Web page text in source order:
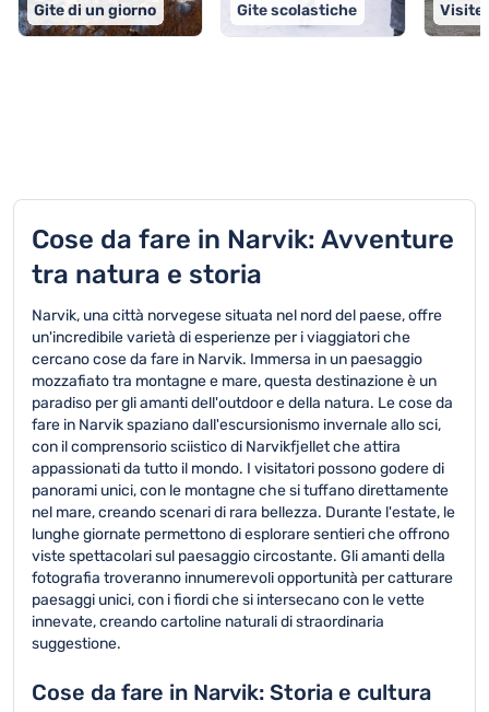
Gite di un giorno Gite scolastiche Visite
Cose da fare in Narvik: Avventure
tra natura e storia
Narvik, una città norvegese situata nel nord del paese, offre
un'incredibile varietà di esperienze per i viaggiatori che
cercano cose da fare in Narvik. Immersa in un paesaggio
mozzafiato tra montagne e mare, questa destinazione è un
paradiso per gli amanti dell'outdoor e della natura. Le cose da
fare in Narvik spaziano dall'escursionismo invernale allo sci,
con il comprensorio sciistico di Narvikfjellet che attira
appassionati da tutto il mondo. I visitatori possono godere di
panorami unici, con le montagne che si tuffano direttamente
nel mare, creando scenari di rara bellezza. Durante l'estate, le
lunghe giornate permettono di esplorare sentieri che offrono
viste spettacolari sul paesaggio circostante. Gli amanti della
fotografia troveranno innumerevoli opportunità per catturare
paesaggi unici, con i fiordi che si intersecano con le vette
innevate, creando cartoline naturali di straordinaria
suggestione.
Cose da fare in Narvik: Storia e cultura